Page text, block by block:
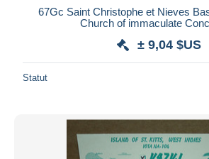
67Gc Saint Christophe et Nieves
Church of immaculate
± 9,04 $US
Statut